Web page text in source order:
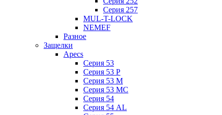
Серия 257
MUL-T-LOCK
NEMEF
Разное
Защелки
Apecs
Серия 53
Серия 53 P
Серия 53 М
Серия 53 МC
Серия 54
Серия 54 AL